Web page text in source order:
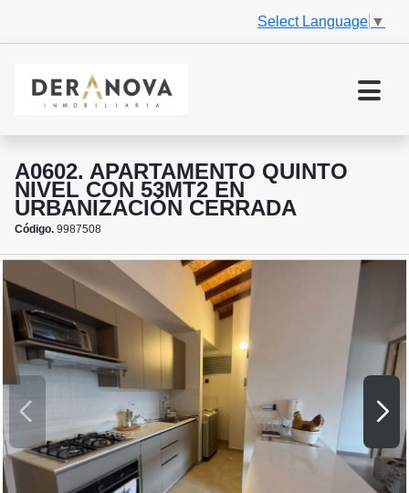
Select Language ▼
A0602. APARTAMENTO QUINTO
NIVEL CON 53MT2 EN
URBANIZACIÓN CERRADA
Código. 9987508